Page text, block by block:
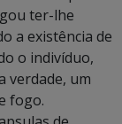
ter-lhe
a existência de
o indivíduo,
verdade, um
fogo.